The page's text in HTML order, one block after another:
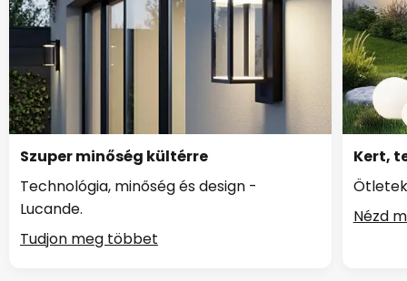
Szuper minőség kültérre
Technológia, minőség és design -
Lucande.
Tudjon meg többet
Kert,
Nézd